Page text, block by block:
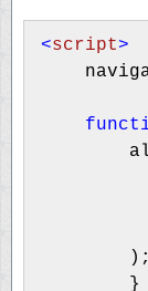
<script>
        );